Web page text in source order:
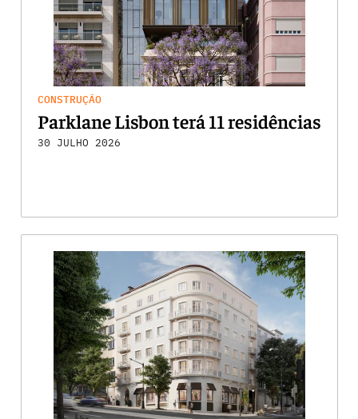
CONSTRUÇÃO
Parklane Lisbon terá 11 residências
30 JULHO 2026